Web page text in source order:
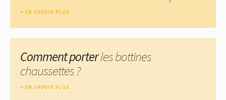
EN SAVOIR PLUS
Comment porterles bottines
chaussettes ?
EN SAVOIR PLUS